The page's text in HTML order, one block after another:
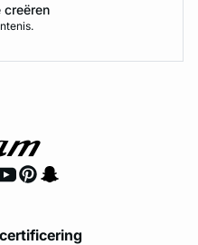
creëren